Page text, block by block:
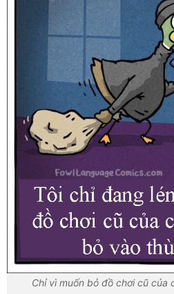
Chỉ vì muốn bỏ đồ chơi cũ của